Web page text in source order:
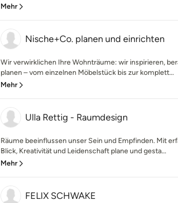
Mehr
Nische+Co. planen und einrichten
Wir verwirklichen Ihre Wohnträume: wir inspirieren,
planen – vom einzelnen Möbelstück bis zur komplett...
Mehr
Ulla Rettig - Raumdesign
Räume beeinflussen unser Sein und Empfinden. Mit
Blick, Kreativität und Leidenschaft plane und gesta...
Mehr
FELIX SCHWAKE